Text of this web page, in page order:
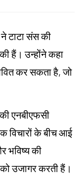
ने टाटा संस की
हैं। उन्होंने कहा
कर सकता है, जो
एनबीएफसी
विचारों के बीच आई
भविष्य की
उजागर करती हैं।